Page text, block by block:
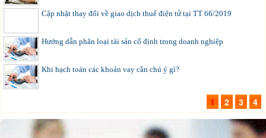
Cập nhật thay đổi về giao dịch thuế điện tử tại TT 66/2019
Hướng dẫn phân loại tài sản cố định trong doanh nghiệp
Khi hạch toán các khoản vay cần chú ý gì?
1 2 3 4